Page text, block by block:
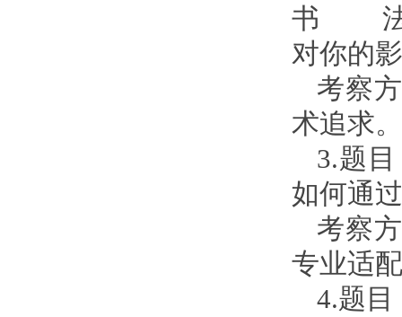
书 法、
对你的
考察
术追求。
3.题
如何通
考察
专业适
4.题